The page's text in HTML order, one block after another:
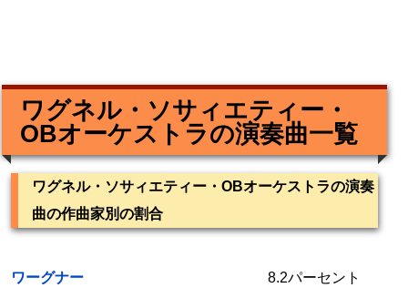
ワグネル・ソサィエティー・
OBオーケストラの演奏曲一覧
ワグネル・ソサィエティー・OBオーケストラの演奏
曲の作曲家別の割合
ワーグナー
8.2パーセント